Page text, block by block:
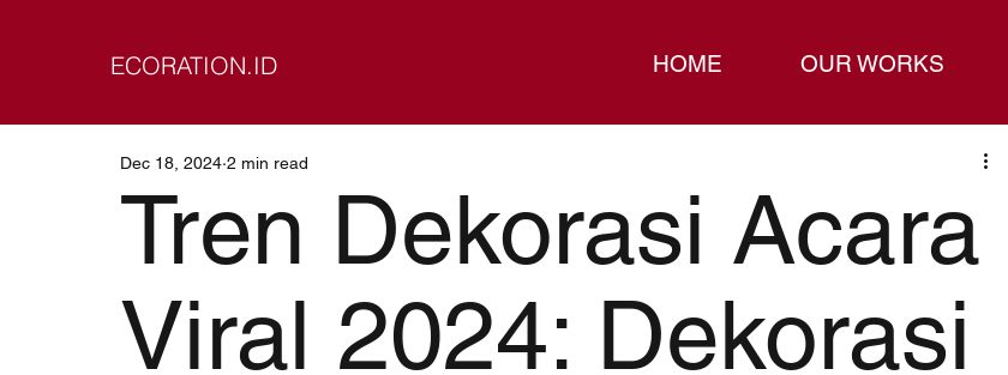
ECORATION.ID HOME OUR WORKS
Tren Dekorasi Acara
Viral 2024: Dekorasi
Dec 18, 2024 2 min read